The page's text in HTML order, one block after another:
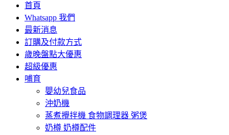
首頁
Whatsapp 我們
最新消息
訂購及付款方式
歲晚盤點大優惠
超級優惠
哺育
嬰幼兒食品
沖奶機
蒸煮攪拌機 食物調理器 粥煲
奶樽 奶樽配件